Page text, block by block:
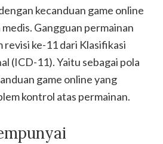
kecanduan game online
Gangguan permainan
revisi ke-11 dari Klasifikasi
(ICD-11). Yaitu sebagai pola
game online yang
kontrol atas permainan.